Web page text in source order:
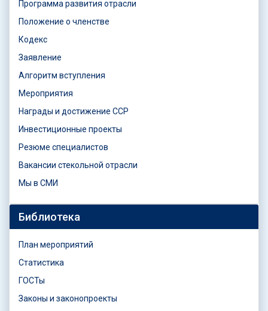
Программа развития отрасли
Положение о членстве
Кодекс
Заявление
Алгоритм вступления
Мероприятия
Награды и достижение ССР
Инвестиционные проекты
Резюме специалистов
Вакансии стекольной отрасли
Мы в СМИ
Библиотека
План мероприятий
Статистика
ГОСТы
Законы и законопроекты